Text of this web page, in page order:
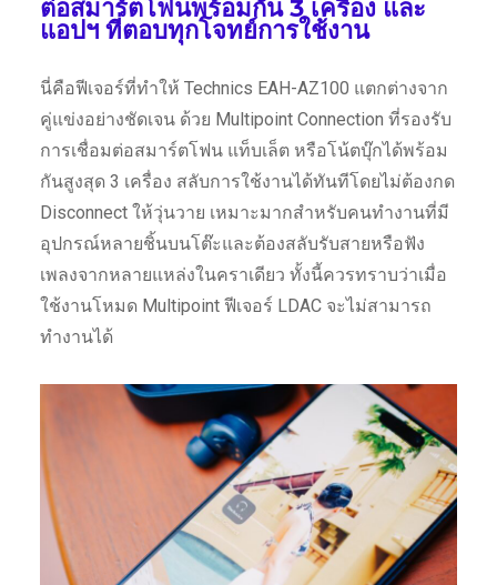
ต่อสมาร์ตโฟนพร้อมกัน 3 เครื่อง และ
แอปฯ ที่ตอบทุกโจทย์การใช้งาน
นี่คือฟีเจอร์ที่ทำให้ Technics EAH-AZ100 แตกต่างจาก
คู่แข่งอย่างชัดเจน ด้วย Multipoint Connection ที่รองรับ
การเชื่อมต่อสมาร์ตโฟน แท็บเล็ต หรือโน้ตบุ๊กได้พร้อม
กันสูงสุด 3 เครื่อง สลับการใช้งานได้ทันทีโดยไม่ต้องกด
Disconnect ให้วุ่นวาย เหมาะมากสำหรับคนทำงานที่มี
อุปกรณ์หลายชิ้นบนโต๊ะและต้องสลับรับสายหรือฟัง
เพลงจากหลายแหล่งในคราเดียว ทั้งนี้ควรทราบว่าเมื่อ
ใช้งานโหมด Multipoint ฟีเจอร์ LDAC จะไม่สามารถ
ทำงานได้